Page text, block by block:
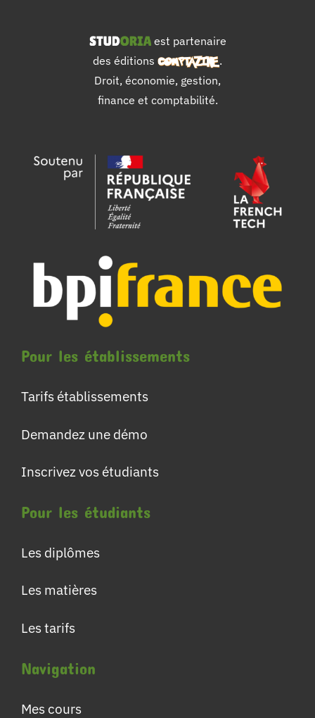
est partenaire
des éditions
.
Droit, économie, gestion,
finance et comptabilité.
Pour les établissements
Tarifs établissements
Demandez une démo
Inscrivez vos étudiants
Pour les étudiants
Les diplômes
Les matières
Les tarifs
Navigation
Mes cours